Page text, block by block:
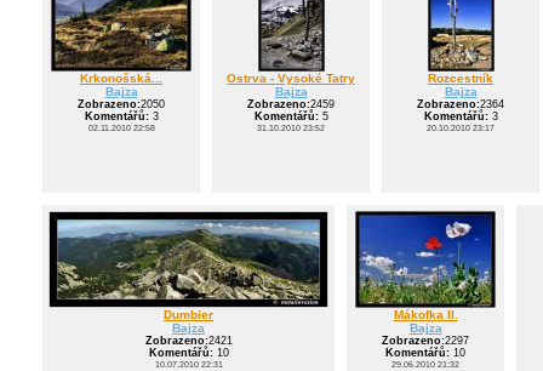
Krkonošská...
Bajza
Zobrazeno:2050
Komentářů:3
02.11.2010 22:58
Ostrva - Vysoké Tatry
Bajza
Zobrazeno:2459
Komentářů:5
31.10.2010 23:52
Rozcestník
Bajza
Zobrazeno:2364
Komentářů:3
20.10.2010 23:17
Dumbier
Bajza
Zobrazeno:2421
Komentářů:10
10.07.2010 22:31
Mákofka II.
Bajza
Zobrazeno:2297
Komentářů: 10
29.06.2010 21:32